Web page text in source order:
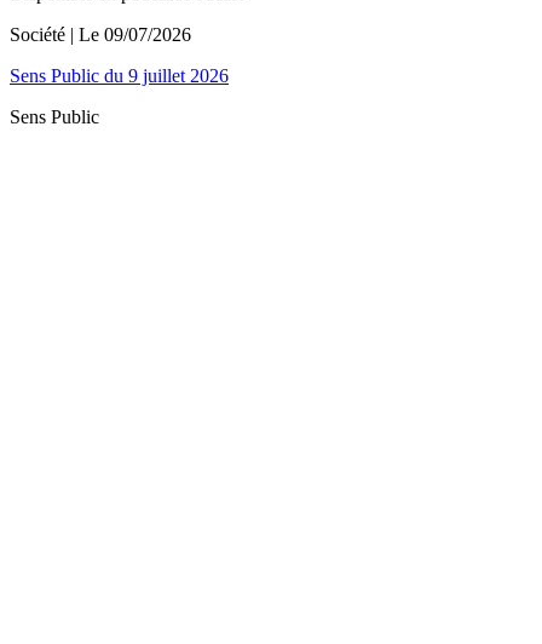
Société | Le 09/07/2026
Sens Public du 9 juillet 2026
Sens Public